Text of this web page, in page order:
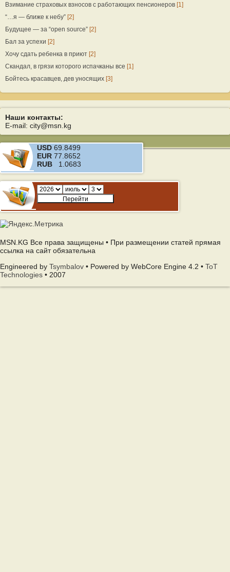
Взимание страховых взносов с работающих пенсионеров [1]
“…я — ближе к небу” [2]
Будущее — за “open source” [2]
Бал за успехи [2]
Хочу сдать ребенка в приют [2]
Скандал, в грязи которого испачканы все [1]
Бойтесь красавцев, дев уносящих [3]
Наши контакты:
E-mail: city@msn.kg
USD 69.8499
EUR 77.8652
RUB 1.0683
MSN.KG Все права защищены • При размещении статей прямая
ссылка на сайт обязательна
Engineered by Tsymbalov • Powered by WebCore Engine 4.2 • ToT
Technologies • 2007